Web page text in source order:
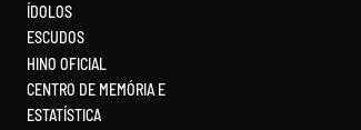
ÍDOLOS
ESCUDOS
HINO OFICIAL
CENTRO DE MEMÓRIA E
ESTATÍSTICA